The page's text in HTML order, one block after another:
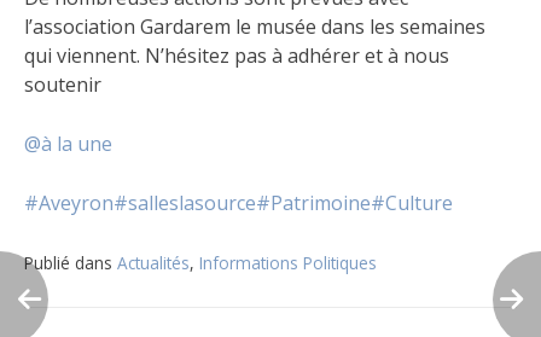
l’association Gardarem le musée dans les semaines
qui viennent. N’hésitez pas à adhérer et à nous
soutenir
@à la une
#Aveyron#salleslasource#Patrimoine#Culture
Publié dans Actualités, Informations Politiques
Navigation